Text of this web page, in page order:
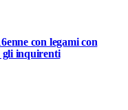
con legami con
gli inquirenti